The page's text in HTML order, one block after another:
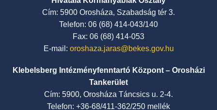
Cím: 5900 Orosháza, Szabadság tér 3.
Telefon: 06 (68) 414-043/140
Fax: 06 (68) 414-053
E-mail: oroshaza.jaras@bekes.gov.hu
Klebelsberg Intézményfenntartó Központ – Orosházi
Tankerület
Cím: 5900, Orosháza Táncsics u. 2-4.
Telefon: +36-68/411-362/250 mellék